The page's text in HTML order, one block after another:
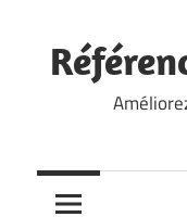
to
content